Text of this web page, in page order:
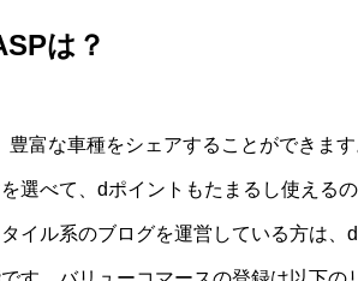
は？
富な車種をシェアすることができます
選べて、dポイントもたまるし使える
イル系のブログを運営している方は